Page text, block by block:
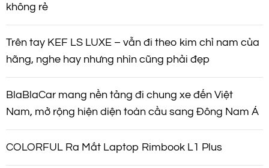
i
ế
t
không rẻ
Trên tay KEF LS LUXE – vẫn đi theo kim chỉ nam của
hãng, nghe hay nhưng nhìn cũng phải đẹp
BlaBlaCar mang nền tảng đi chung xe đến Việt
Nam, mở rộng hiện diện toàn cầu sang Đông Nam Á
COLORFUL Ra Mắt Laptop Rimbook L1 Plus